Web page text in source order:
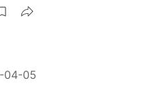
04-05